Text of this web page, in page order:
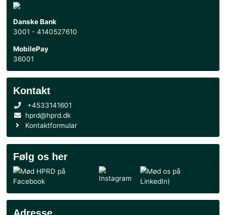
Handel
Handelsbetingelser
CVR: 51085728
3001 - 4140527610
36001
Kontakt
+4533141601
hprd@hprd.dk